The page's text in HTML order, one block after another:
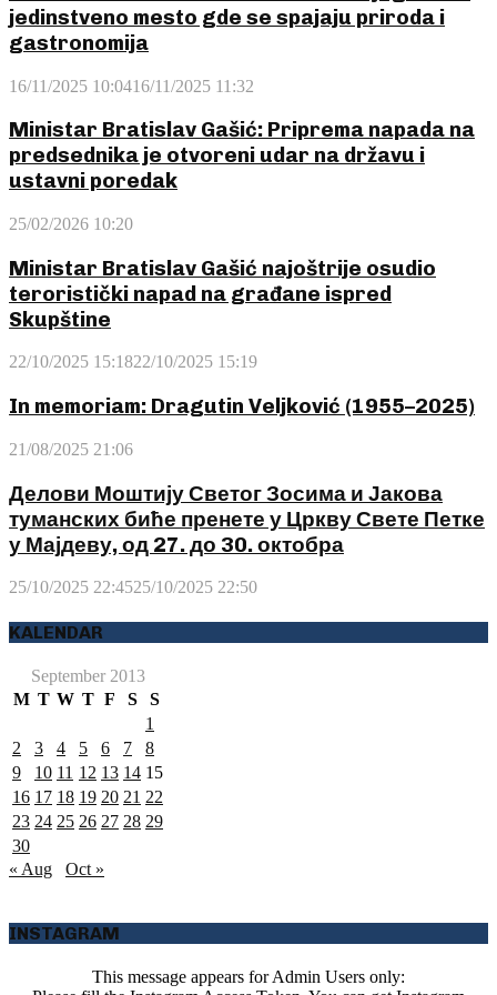
jedinstveno mesto gde se spajaju priroda i
gastronomija
16/11/2025 10:0416/11/2025 11:32
Ministar Bratislav Gašić: Priprema napada na
predsednika je otvoreni udar na državu i
ustavni poredak
25/02/2026 10:20
Ministar Bratislav Gašić najoštrije osudio
teroristički napad na građane ispred
Skupštine
22/10/2025 15:1822/10/2025 15:19
In memoriam: Dragutin Veljković (1955–2025)
21/08/2025 21:06
Делови Моштију Светог Зосима и Јакова
туманских биће пренете у Цркву Свете Петке
у Мајдеву, од 27. до 30. октобра
25/10/2025 22:4525/10/2025 22:50
KALENDAR
September 2013
M T W T F S
S
1
2
3 4 5 6 7
8
9
10 11 12 13 14 15
16 17 18 19 20 21 22
23 24 25 26 27 28 29
30
« Aug
Oct »
INSTAGRAM
This message appears for Admin Users only: